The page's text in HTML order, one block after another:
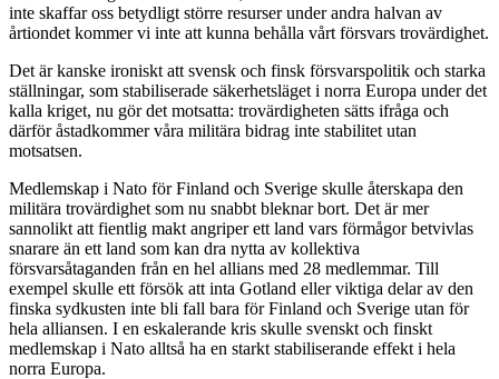
inte skaffar oss betydligt större resurser under andra halvan av
årtiondet kommer vi inte att kunna behålla vårt försvars trovärdighet.
Det är kanske ironiskt att svensk och finsk försvarspolitik och starka
ställningar, som stabiliserade säkerhetsläget i norra Europa under det
kalla kriget, nu gör det motsatta: trovärdigheten sätts ifråga och
därför åstadkommer våra militära bidrag inte stabilitet utan
motsatsen.
Medlemskap i Nato för Finland och Sverige skulle återskapa den
militära trovärdighet som nu snabbt bleknar bort. Det är mer
sannolikt att fientlig makt angriper ett land vars förmågor betvivlas
snarare än ett land som kan dra nytta av kollektiva
försvarsåtaganden från en hel allians med 28 medlemmar. Till
exempel skulle ett försök att inta Gotland eller viktiga delar av den
finska sydkusten inte bli fall bara för Finland och Sverige utan för
hela alliansen. I en eskalerande kris skulle svenskt och finskt
medlemskap i Nato alltså ha en starkt stabiliserande effekt i hela
norra Europa.